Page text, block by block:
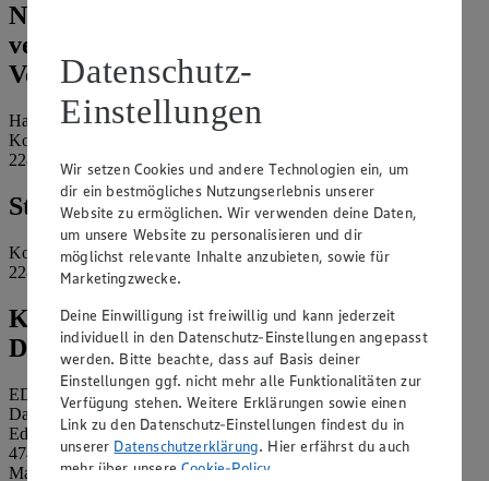
Name und Kontaktdaten der
verantwortlichen Stelle und ggf. deren
Vertretung:
Hayunga's Kohfurth GmbH
Kohfurth 15
22850 Norderstedt
Standort des Marktes:
Kohfurth 15
22850 Norderstedt
Kontaktdaten des betrieblichen
Datenschutzbeauftragten:
EDEKA Nordwest Stiftung & Co. KG
Datenschutzbeauftragter
Edekaplatz 1
47445 Moers
Mail:
nw_datenschutz@edeka.de
Datenschutz-
Einstellungen
Wir setzen Cookies und andere Technologien ein, um
dir ein bestmögliches Nutzungserlebnis unserer
Website zu ermöglichen. Wir verwenden deine Daten,
um unsere Website zu personalisieren und dir
möglichst relevante Inhalte anzubieten, sowie für
Marketingzwecke.
Deine Einwilligung ist freiwillig und kann jederzeit
individuell in den Datenschutz-Einstellungen angepasst
werden. Bitte beachte, dass auf Basis deiner
Einstellungen ggf. nicht mehr alle Funktionalitäten zur
Verfügung stehen. Weitere Erklärungen sowie einen
Link zu den Datenschutz-Einstellungen findest du in
unserer Datenschutzerklärung. Hier erfährst du auch
mehr über unsereCookie-Policy.